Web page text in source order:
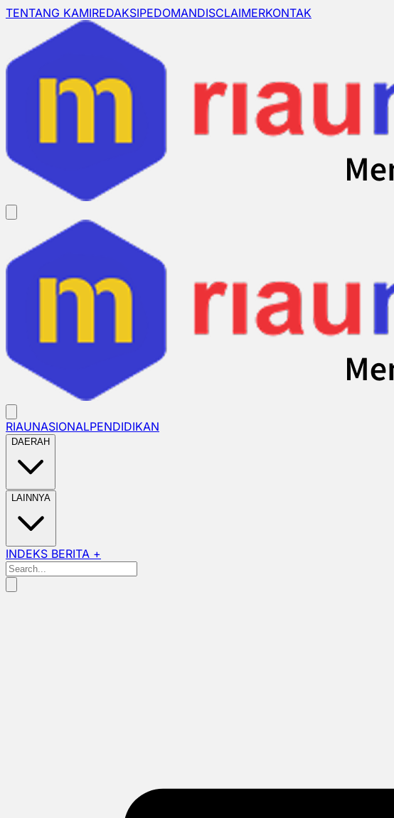
TENTANG KAMIREDAKSIPEDOMANDISCLAIMERKONTAK
RIAUNASIONALPENDIDIKAN
DAERAH
LAINNYA
INDEKS BERITA +